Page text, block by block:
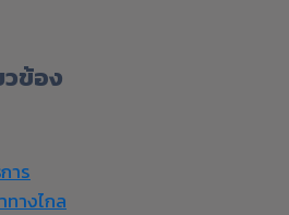
ข้อง
าร
างไกล